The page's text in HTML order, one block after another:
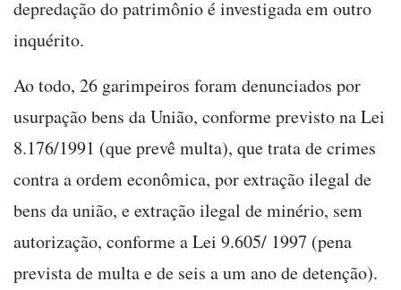
depredação do patrimônio é investigada em outro
inquérito.
Ao todo, 26 garimpeiros foram denunciados por
usurpação bens da União, conforme previsto na Lei
8.176/1991 (que prevê multa), que trata de crimes
contra a ordem econômica, por extração ilegal de
bens da união, e extração ilegal de minério, sem
autorização, conforme a Lei 9.605/ 1997 (pena
prevista de multa e de seis a um ano de detenção).